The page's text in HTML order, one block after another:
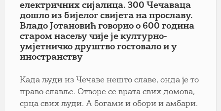
електричних сијалица. 300 Чечаваца
дошло из бијелог свијета на прославу.
Владо Јотановић говорио о 600 година
старом насељу чије је културно-
умјетничко друштво гостовало и у
иностранству
Када људи из Чечаве нешто славе, онда је то
право славље. Отворе се врата свих домова,
срца свих људи. А богами и обори и амбари.